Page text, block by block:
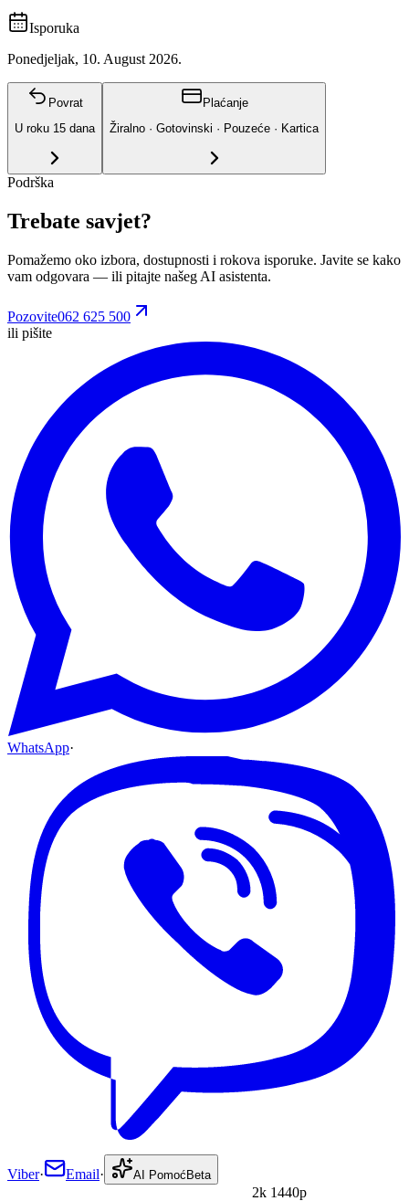
Isporuka
Ponedjeljak, 10. August 2026.
Povrat
U roku 15 dana
Plaćanje
Žiralno · Gotovinski · Pouzeće · Kartica
Podrška
Trebate savjet?
Pomažemo oko izbora, dostupnosti i rokova isporuke. Javite se kako
vam odgovara — ili pitajte našeg AI asistenta.
Pozovite062 625 500
ili pišite
WhatsApp·
Viber· Email· AI Pomoć Beta
2k 1440p